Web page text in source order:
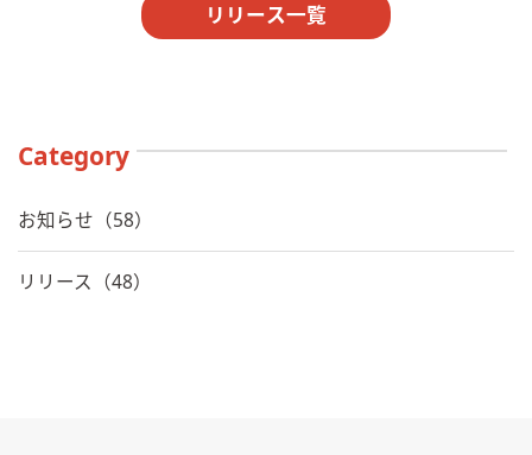
リリース一覧
Category
お知らせ（58）
リリース（48）